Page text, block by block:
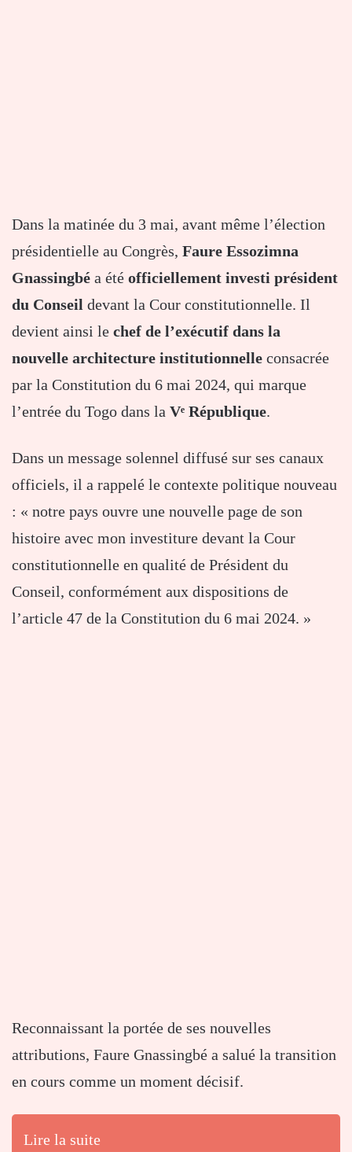
Dans la matinée du 3 mai, avant même l’élection
présidentielle au Congrès, Faure Essozimna
Gnassingbé a été officiellement investi président
du Conseil devant la Cour constitutionnelle. Il
devient ainsi le chef de l’exécutif dans la
nouvelle architecture institutionnelle consacrée
par la Constitution du 6 mai 2024, qui marque
l’entrée du Togo dans la Vᵉ République.
Dans un message solennel diffusé sur ses canaux
officiels, il a rappelé le contexte politique nouveau
: « notre pays ouvre une nouvelle page de son
histoire avec mon investiture devant la Cour
constitutionnelle en qualité de Président du
Conseil, conformément aux dispositions de
l’article 47 de la Constitution du 6 mai 2024. »
Reconnaissant la portée de ses nouvelles
attributions, Faure Gnassingbé a salué la transition
en cours comme un moment décisif.
Lire la suite